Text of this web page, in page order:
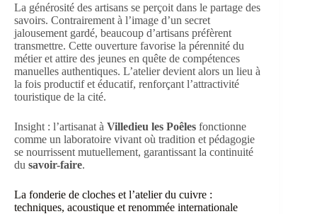
La générosité des artisans se perçoit dans le partage des
savoirs. Contrairement à l’image d’un secret
jalousement gardé, beaucoup d’artisans préfèrent
transmettre. Cette ouverture favorise la pérennité du
métier et attire des jeunes en quête de compétences
manuelles authentiques. L’atelier devient alors un lieu à
la fois productif et éducatif, renforçant l’attractivité
touristique de la cité.
Insight : l’artisanat à Villedieu les Poêles fonctionne
comme un laboratoire vivant où tradition et pédagogie
se nourrissent mutuellement, garantissant la continuité
du savoir-faire.
La fonderie de cloches et l’atelier du cuivre :
techniques, acoustique et renommée internationale